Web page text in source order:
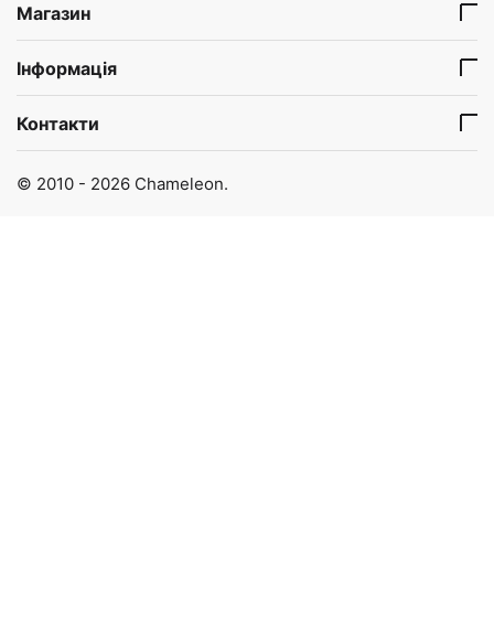
Магазин
Інформація
Контакти
© 2010 - 2026 Chameleon.